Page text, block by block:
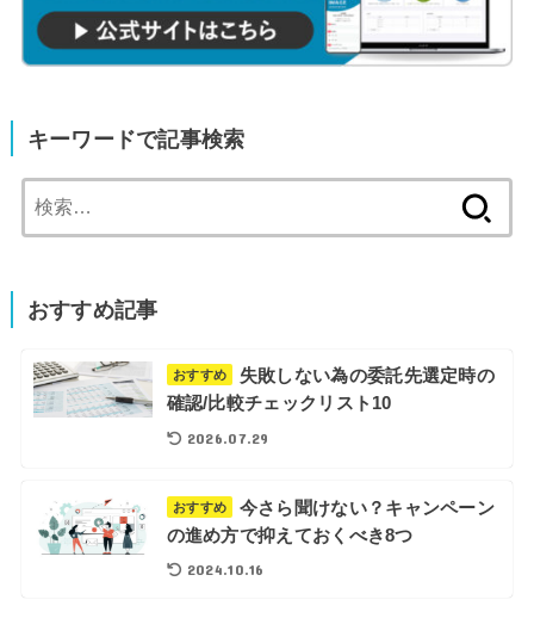
キーワードで記事検索
索:
おすすめ記事
おすすめ
失敗しない為の委託先選定時の
確認/比較チェックリスト10
2026.07.29
おすすめ
今さら聞けない？キャンペーン
の進め方で抑えておくべき8つ
2024.10.16